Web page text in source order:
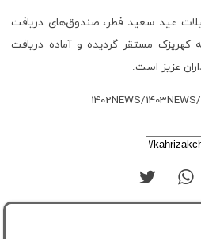
عید سعید فطر، صندوق‌های دریافت
کهریزک مستقر گردیده و آماده دریافت
عزیز است.